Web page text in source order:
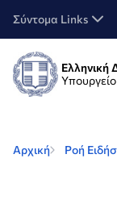
Σύντομα Links
Ελληνική
Αρχική Ροή